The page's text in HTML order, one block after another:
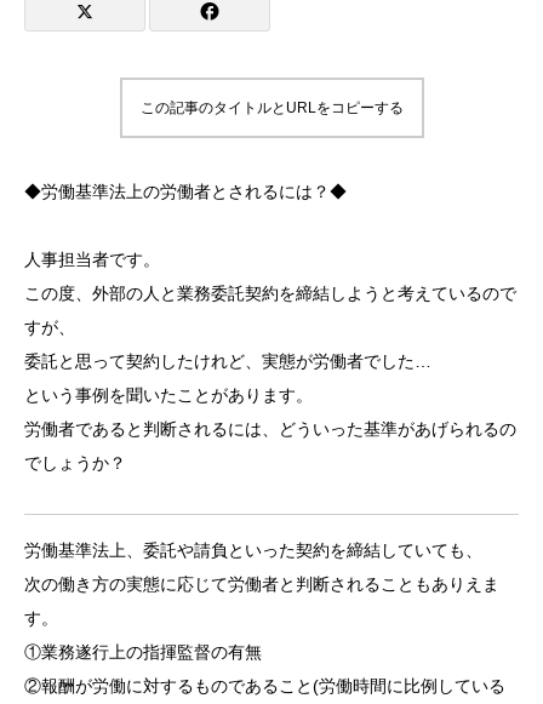
この記事のタイトルとURLをコピーする
◆労働基準法上の労働者とされるには？◆
人事担当者です。
この度、外部の人と業務委託契約を締結しようと考えているので
すが、
委託と思って契約したけれど、実態が労働者でした…
という事例を聞いたことがあります。
労働者であると判断されるには、どういった基準があげられるの
でしょうか？
労働基準法上、委託や請負といった契約を締結していても、
次の働き方の実態に応じて労働者と判断されることもありえま
す。
①業務遂行上の指揮監督の有無
②報酬が労働に対するものであること(労働時間に比例している